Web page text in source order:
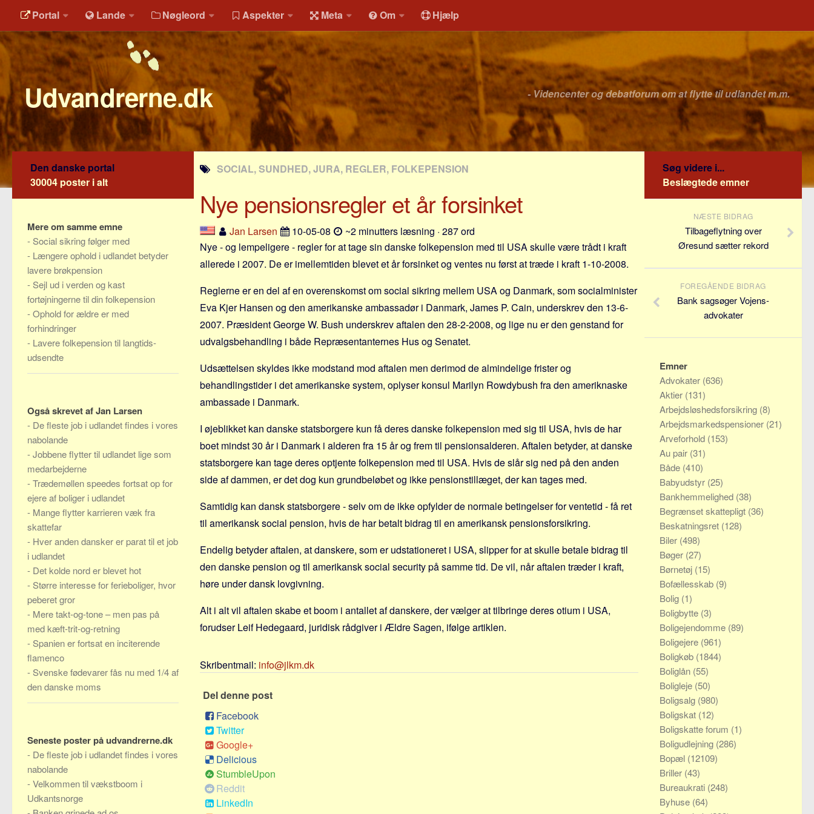
Portal Lande Nøgleord Aspekter Meta Om Hjælp
Udvandrerne.dk - Videncenter og debatforum om at flytte til udlandet m.m.
SOCIAL, SUNDHED, JURA, REGLER, FOLKEPENSION
Nye pensionsregler et år forsinket
Jan Larsen 10-05-08
~2 minutters læsning · 287 ord
Nye - og lempeligere - regler for at tage sin danske folkepension med til USA skulle være trådt i kraft
allerede i 2007. De er imellemtiden blevet et år forsinket og ventes nu først at træde i kraft 1-10-2008.
Reglerne er en del af en overenskomst om social sikring mellem USA og Danmark, som socialminister
Eva Kjer Hansen og den amerikanske ambassadør i Danmark, James P. Cain, underskrev den 13-6-
2007. Præsident George W. Bush underskrev aftalen den 28-2-2008, og lige nu er den genstand for
udvalgsbehandling i både Repræsentanternes Hus og Senatet.
Udsættelsen skyldes ikke modstand mod aftalen men derimod de almindelige frister og
behandlingstider i det amerikanske system, oplyser konsul Marilyn Rowdybush fra den ameriknaske
ambassade i Danmark.
I øjeblikket kan danske statsborgere kun få deres danske folkepension med sig til USA, hvis de har
boet mindst 30 år i Danmark i alderen fra 15 år og frem til pensionsalderen. Aftalen betyder, at danske
statsborgere kan tage deres optjente folkepension med til USA. Hvis de slår sig ned på den anden
side af dammen, er det dog kun grundbeløbet og ikke pensionstillæget, der kan tages med.
Samtidig kan dansk statsborgere - selv om de ikke opfylder de normale betingelser for ventetid - få ret
til amerikansk social pension, hvis de har betalt bidrag til en amerikansk pensionsforsikring.
Endelig betyder aftalen, at danskere, som er udstationeret i USA, slipper for at skulle betale bidrag til
den danske pension og til amerikansk social security på samme tid. De vil, når aftalen træder i kraft,
høre under dansk lovgivning.
Alt i alt vil aftalen skabe et boom i antallet af danskere, der vælger at tilbringe deres otium i USA,
forudser Leif Hedegaard, juridisk rådgiver i Ældre Sagen, ifølge artiklen.
Skribentmail: info@jlkm.dk
Del denne post
Facebook
Twitter
Google+
Delicious
StumbleUpon
Reddit
LinkedIn
Den danske portal
30004 poster i alt
Mere om samme emne
- Social sikring følger med
- Længere ophold i udlandet betyder
lavere brøkpension
- Sejl ud i verden og kast
fortøjningerne til din folkepension
-Ophold for ældre er med
forhindringer
- Lavere folkepension til langtids-
udsendte
Også skrevet af Jan Larsen
- De fleste job i udlandet findes i vores
nabolande
-Jobbene flytter til udlandet lige som
medarbejderne
-Trædemøllen speedes fortsat op for
ejere af boliger i udlandet
- Mange flytter karrieren væk fra
skattefar
- Hver anden dansker er parat til et job
i udlandet
- Det kolde nord er blevet hot
- Større interesse for ferieboliger, hvor
peberet gror
- Mere takt-og-tone – men pas på
med kæft-trit-og-retning
- Spanien er fortsat en inciterende
flamenco
- Svenske fødevarer fås nu med 1/4 af
den danske moms
Seneste poster på udvandrerne.dk
- De fleste job i udlandet findes i vores
nabolande
-Velkommen til vækstboom i
Udkantsnorge
Søg videre i...
Beslægtede emner
NÆSTE BIDRAG
Tilbageflytning over
Øresund sætter rekord
FOREGÅENDE BIDRAG
Bank sagsøger Vojens-
advokater
Emner
Advokater (636)
Aktier (131)
Arbejdsløshedsforsikring (8)
Arbejdsmarkedspensioner (21)
Arveforhold (153)
Au pair (31)
Både (410)
Babyudstyr (25)
Bankhemmelighed (38)
Begrænset skattepligt (36)
Beskatningsret (128)
Biler (498)
Bøger (27)
Børnetøj (15)
Bofællesskab (9)
Bolig (1)
Boligbytte (3)
Boligejendomme (89)
Boligejere (961)
Boligkøb (1844)
Boliglån (55)
Boligleje (50)
Boligsalg (980)
Boligskat (12)
Boligskatte forum (1)
Boligudlejning (286)
Bopæl (12109)
Briller (43)
Bureaukrati (248)
Byhuse (64)